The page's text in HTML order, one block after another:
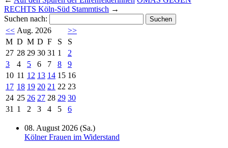
RECHTS Köln-Süd Stammtisch →
Suchen nach:
<< Aug. 2026
>>
M D M D F S
S
27 28 29 30 31 1
2
3
4 5 6 7 8
9
10 11 12 13 14 15 16
17 18 19 20 21 22 23
24 25 26 27 28 29 30
31 1 2 3 4 5 6
08. August 2026 (Sa.)
Kölner Frauen im Widerstand